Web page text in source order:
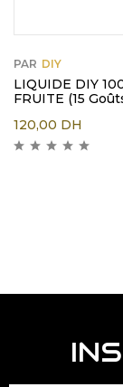
PAR DIY
LIQUIDE DIY
FRUITE (15
120,00 DH